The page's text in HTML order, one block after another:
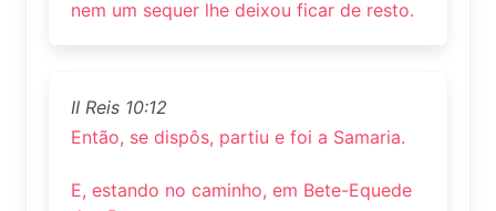
nem um sequer lhe deixou ficar de resto.
II Reis 10:12
Então, se dispôs, partiu e foi a Samaria.
E, estando no caminho, em Bete-Equede